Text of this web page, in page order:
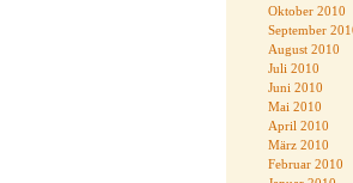
Oktober 2010
September
August 2010
Juli 2010
Juni 2010
Mai 2010
April 2010
März 2010
Februar 2010